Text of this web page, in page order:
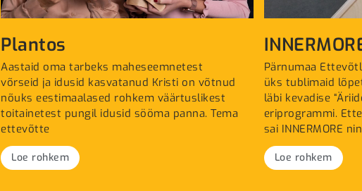
Plantos
Aastaid oma tarbeks maheseemnetest
võrseid ja idusid kasvatanud Kristi on võtnud
nõuks eestimaalased rohkem väärtuslikest
toitainetest pungil idusid sööma panna. Tema
ettevõtte
Loe rohkem
Pärnumaa
üks tublimaid
läbi kevadise
eriprogrammi.
sai INNERMORE
Loe rohkem